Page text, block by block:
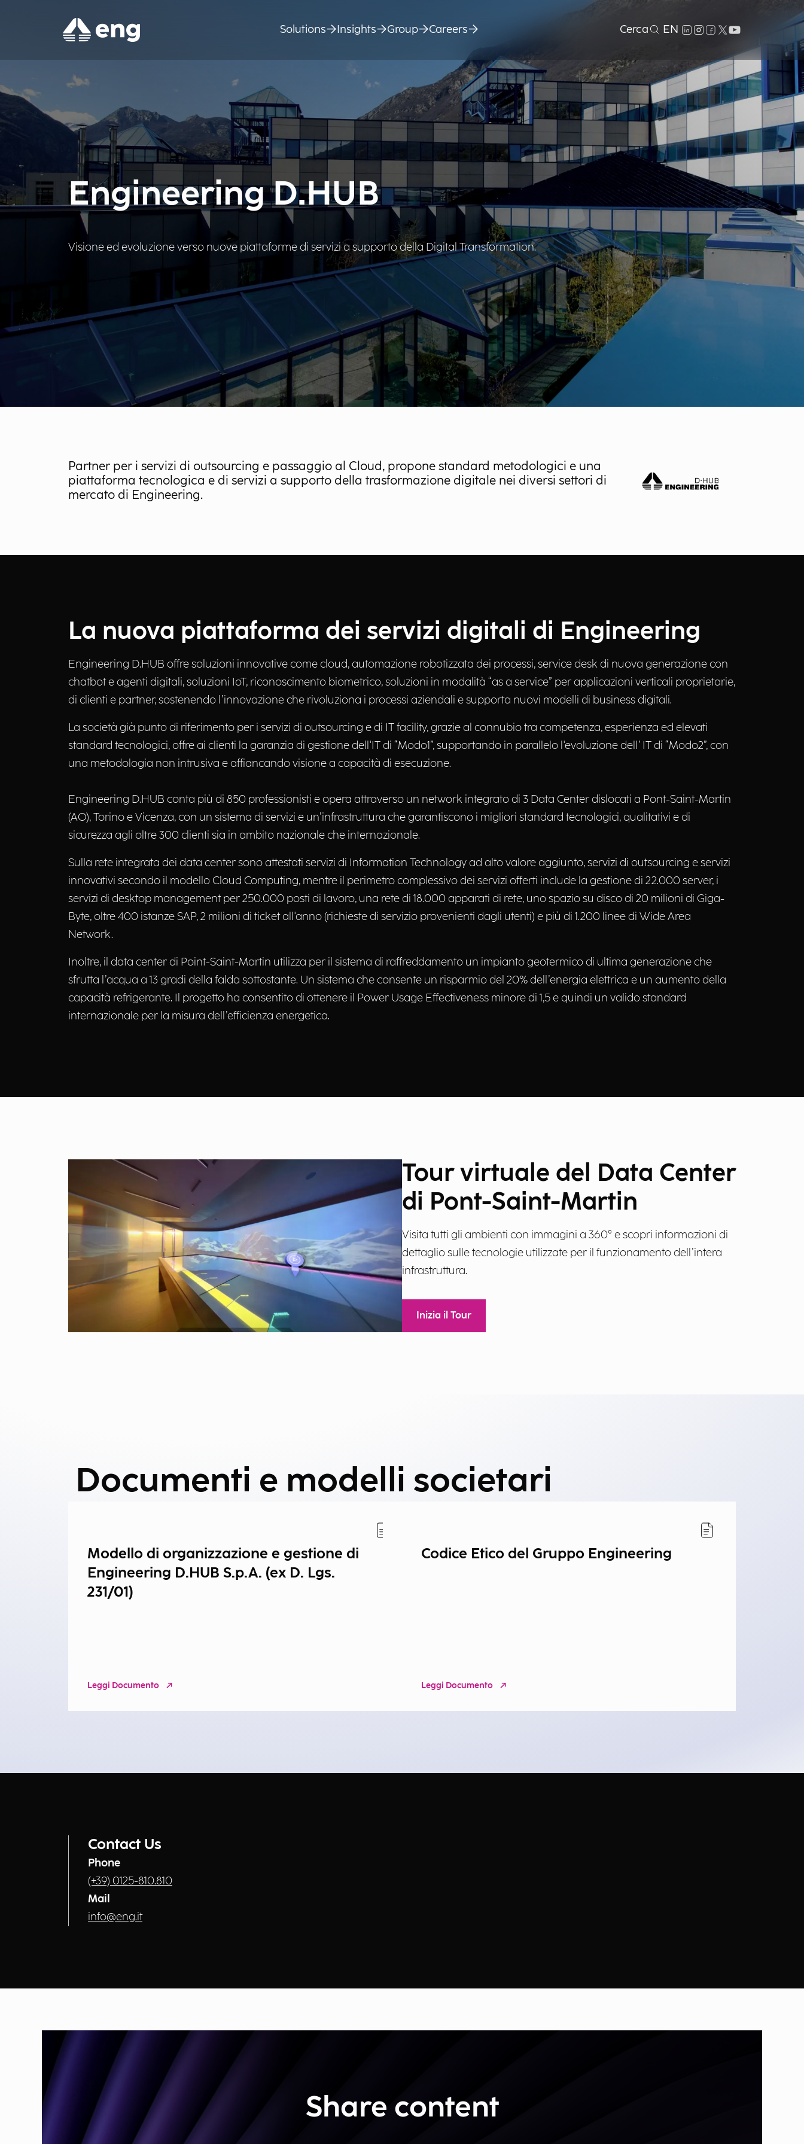
Solutions Insights Group Careers Cerca EN
Engineering D.HUB
Visione ed evoluzione verso nuove piattaforme di servizi a supporto della Digital Transformation.
Partner per i servizi di outsourcing e passaggio al Cloud, propone standard metodologici e una
piattaforma tecnologica e di servizi a supporto della trasformazione digitale nei diversi settori di
mercato di Engineering.
La nuova piattaforma dei servizi digitali di Engineering
Engineering D.HUB offre soluzioni innovative come cloud, automazione robotizzata dei processi, service desk di nuova generazione con
chatbot e agenti digitali, soluzioni IoT, riconoscimento biometrico, soluzioni in modalità “as a service” per applicazioni verticali proprietarie,
di clienti e partner, sostenendo l’innovazione che rivoluziona i processi aziendali e supporta nuovi modelli di business digitali.
La società già punto di riferimento per i servizi di outsourcing e di IT facility, grazie al connubio tra competenza, esperienza ed elevati
standard tecnologici, offre ai clienti la garanzia di gestione dell'IT di “Modo1”, supportando in parallelo l'evoluzione dell’ IT di “Modo2”, con
una metodologia non intrusiva e affiancando visione a capacità di esecuzione.
Engineering D.HUB conta più di 850 professionisti e opera attraverso un network integrato di 3 Data Center dislocati a Pont-Saint-Martin
(AO), Torino e Vicenza, con un sistema di servizi e un’infrastruttura che garantiscono i migliori standard tecnologici, qualitativi e di
sicurezza agli oltre 300 clienti sia in ambito nazionale che internazionale.
Sulla rete integrata dei data center sono attestati servizi di Information Technology ad alto valore aggiunto, servizi di outsourcing e servizi
innovativi secondo il modello Cloud Computing, mentre il perimetro complessivo dei servizi offerti include la gestione di 22.000 server, i
servizi di desktop management per 250.000 posti di lavoro, una rete di 18.000 apparati di rete, uno spazio su disco di 20 milioni di Giga-
Byte, oltre 400 istanze SAP, 2 milioni di ticket all'anno (richieste di servizio provenienti dagli utenti) e più di 1.200 linee di Wide Area
Network.
Inoltre, il data center di Point-Saint-Martin utilizza per il sistema di raffreddamento un impianto geotermico di ultima generazione che
sfrutta l’acqua a 13 gradi della falda sottostante. Un sistema che consente un risparmio del 20% dell’energia elettrica e un aumento della
capacità refrigerante. Il progetto ha consentito di ottenere il Power Usage Effectiveness minore di 1,5 e quindi un valido standard
internazionale per la misura dell’efficienza energetica.
Tour virtuale del Data Center
di Pont-Saint-Martin
Visita tutti gli ambienti con immagini a 360° e scopri informazioni di
dettaglio sulle tecnologie utilizzate per il funzionamento dell’intera
infrastruttura.
Inizia il Tour
Documenti e modelli societari
Modello di organizzazione e gestione di
Engineering D.HUB S.p.A. (ex D. Lgs.
231/01)
Leggi Documento
Codice Etico del Gruppo Engineering
Leggi Documento
Contact Us
Phone
(+39) 0125-810.810
Mail
info@eng.it
Share content